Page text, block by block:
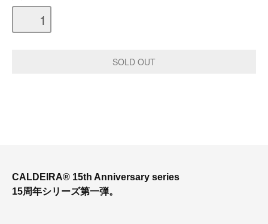
CALDEIRA® 15th Anniversary series
15周年シリーズ第一弾。